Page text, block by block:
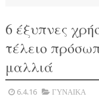
6 έξυπνες
τέλειο
μαλλιά
6.4.16 ΓΥΝΑΙΚΑ